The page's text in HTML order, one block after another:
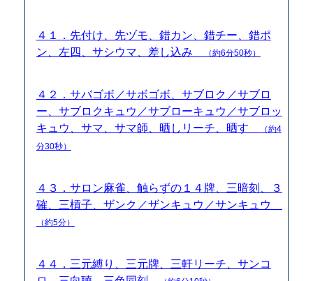
４１．先付け、先ヅモ、錯カン、錯チー、錯ポ
ン、左四、サシウマ、差し込み
（約6分50秒）
４２．サバゴボ／サボゴボ、サブロク／サブロ
ー、サブロクキュウ／サブローキュウ／サブロッ
キュウ、サマ、サマ師、晒しリーチ、晒す
（約4
分30秒）
４３．サロン麻雀、触らずの１４牌、三暗刻、３
確、三槓子、ザンク／ザンキュウ／サンキュウ
（約5分）
４４．三元縛り、三元牌、三軒リーチ、サンコ